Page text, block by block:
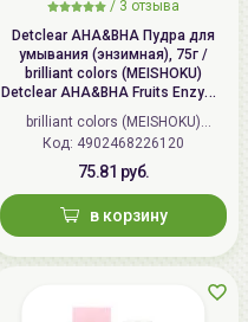
/ 3 отзыва
Detclear AHA&BHA Пудра для
умывания (энзимная), 75г /
brilliant colors (MEISHOKU)
Detclear AHA&BHA Fruits Enzyme
Powder Wash
brilliant colors (MEISHOKU)
(Япония)
Код: 4902468226120
75.81 руб.
в корзину